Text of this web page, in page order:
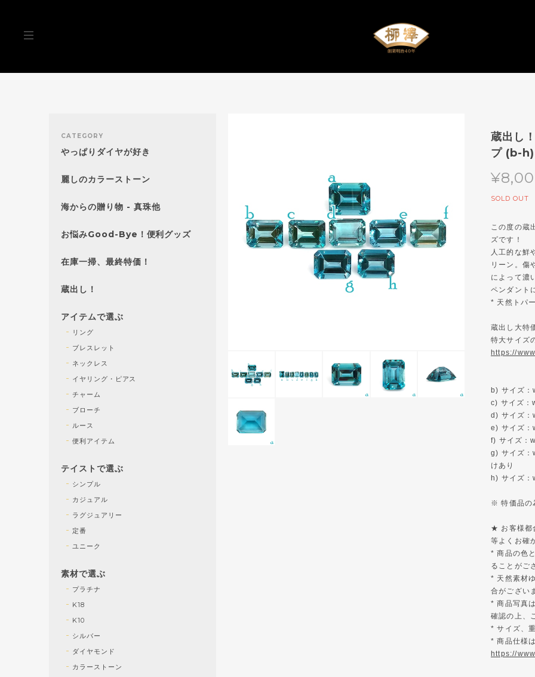
蔵出し
プ (b-h)
SOLD OUT
この度の蔵
ズです！
人工的な鮮
リーン。傷
によって濃
ペンダント
* 天然トパ
蔵出し大特
特大サイズ
https://
b) サイズ
c) サイズ
d) サイズ
e) サイズ
f) サイズ：
g) サイズ
けあり
h) サイズ
※ 特価品の
★ お客様都
等よくお確
* 商品の色
ることがご
* 天然素材
合がござい
* 商品写真
確認の上、
* サイズ、
* 商品仕様
https://
CATEGORY
やっぱりダイヤが好き
麗しのカラーストーン
海からの贈り物 - 真珠他
お悩みGood-Bye！便利グッズ
在庫一掃、最終特価！
蔵出し！
アイテムで選ぶ
リング
ブレスレット
ネックレス
イヤリング・ピアス
チャーム
ブローチ
ルース
便利アイテム
テイストで選ぶ
シンプル
カジュアル
ラグジュアリー
定番
ユニーク
素材で選ぶ
プラチナ
K18
K10
シルバー
ダイヤモンド
カラーストーン